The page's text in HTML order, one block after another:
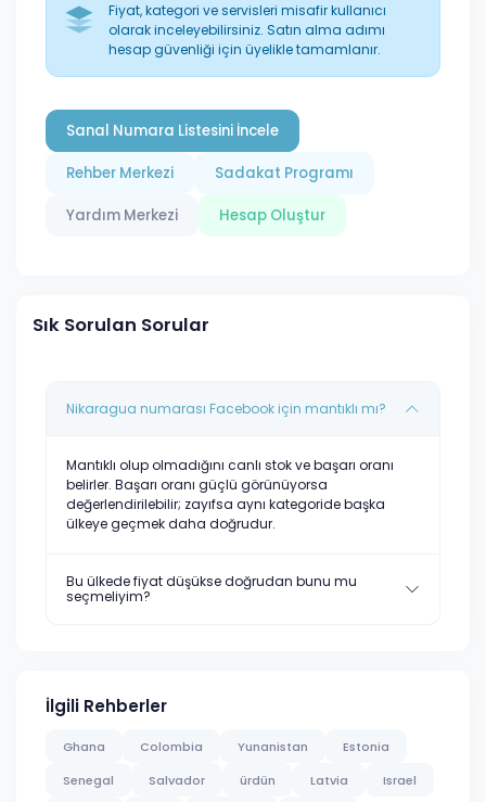
Fiyat, kategori ve servisleri misafir kullanıcı
olarak inceleyebilirsiniz. Satın alma adımı
hesap güvenliği için üyelikle tamamlanır.
Sanal Numara Listesini İncele
Rehber Merkezi Sadakat Programı
Yardım Merkezi Hesap Oluştur
Sık Sorulan Sorular
Nikaragua numarası Facebook için mantıklı mı?
Mantıklı olup olmadığını canlı stok ve başarı oranı
belirler. Başarı oranı güçlü görünüyorsa
değerlendirilebilir; zayıfsa aynı kategoride başka
ülkeye geçmek daha doğrudur.
Bu ülkede fiyat düşükse doğrudan bunu mu
seçmeliyim?
İlgili Rehberler
Ghana Colombia Yunanistan
Estonia
Senegal
Salvador ürdün Latvia
Israel